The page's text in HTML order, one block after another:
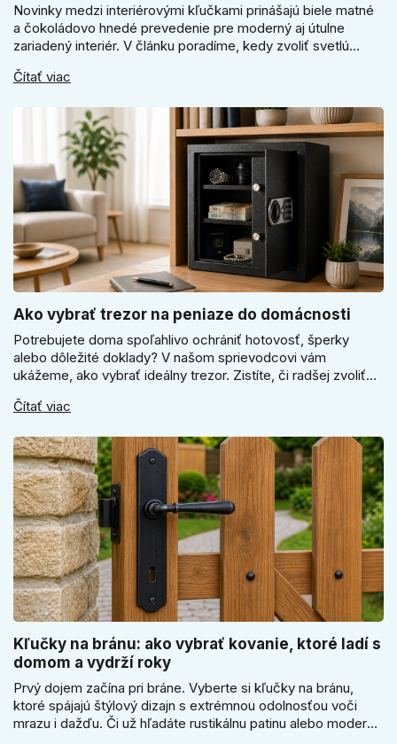
Novinky medzi interiérovými kľučkami prinášajú biele matné
a čokoládovo hnedé prevedenie pre moderný aj útulne
zariadený interiér. V článku poradíme, kedy zvoliť svetlú
ako vyberať medzi okrúhlym a štvorcovým štítom. Nové
Čítať viac
Ako vybrať trezor na peniaze do domácnosti
Potrebujete doma spoľahlivo ochrániť hotovosť, šperky
alebo dôležité doklady? V našom sprievodcovi vám
ukážeme, ako vybrať ideálny trezor. Zistíte, či radšej zvoliť
kľúčové jeho správne ukotvenie.
Čítať viac
Kľučky na bránu: ako vybrať kovanie, ktoré ladí s
domom a vydrží roky
Prvý dojem začína pri bráne. Vyberte si kľučky na bránu,
ktoré spájajú štýlový dizajn s extrémnou odolnosťou voči
mrazu i dažďu. Či už hľadáte rustikálnu patinu alebo moderné